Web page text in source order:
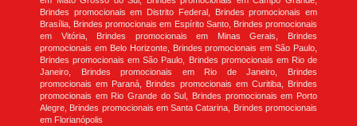
Brindes promocionais em Distrito Federal, Brindes promocionais em
Brasília, Brindes promocionais em Espírito Santo, Brindes promocionais
em Vitória, Brindes promocionais em Minas Gerais, Brindes
promocionais em Belo Horizonte, Brindes promocionais em São Paulo,
Brindes promocionais em São Paulo, Brindes promocionais em Rio de
Janeiro, Brindes promocionais em Rio de Janeiro, Brindes
promocionais em Paraná, Brindes promocionais em Curitiba, Brindes
promocionais em Rio Grande do Sul, Brindes promocionais em Porto
Alegre, Brindes promocionais em Santa Catarina, Brindes promocionais
em Florianópolis